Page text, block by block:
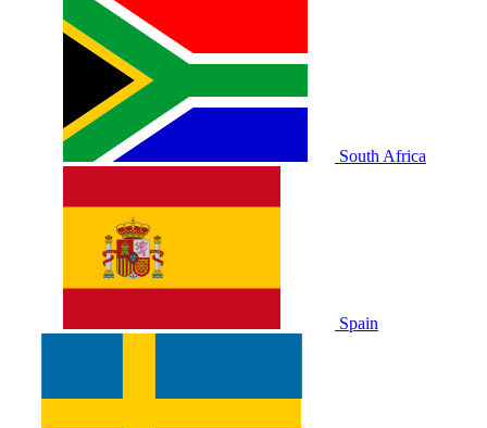
South Africa
Spain